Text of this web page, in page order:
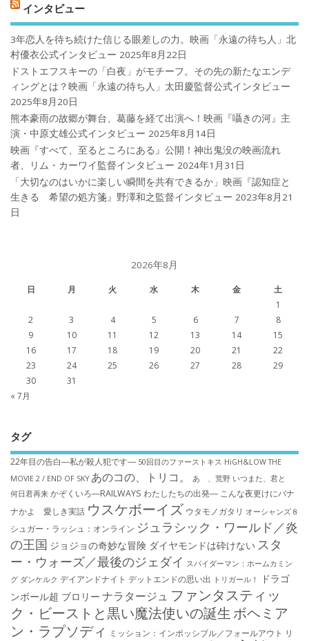
インタビュー
3年恋人を待ち続けた信じる眼差しの力。映画「永遠の待ち人」北
村優衣公式インタビュー 2025年8月22日
ドストエフスキーの「白夜」がモチーフ。その先の新たなエンデ
ィングとは？映画「永遠の待ち人」太田慶監督公式インタビュー
2025年8月20日
熊本豪雨の故郷が舞台、葛藤を経て出演へ！映画『囁きの河』主
演・中原丈雄公式インタビュー 2025年8月14日
映画『すべて、至るところにある』公開！神出鬼没の映画流れ
者、リム・カーワイ監督インタビュー 2024年1月31日
「大切なのはいかに楽しい瞬間を共有できるか」映画『認知症と
生きる 希望の処方箋』野澤和之監督インタビュー 2023年8月21
日
2026年8月
日 月 火 水 木 金
土
1
2
3 4 5 6 7
8
9
10 11 12 13 14
15
16
17 18 19 20 21
22
23
24 25 26 27 28
29
30
31
« 7月
タグ
22年目の告白―私が殺人犯です― 50回目のファーストキス HiGH&LOW THE
MOVIE 2 / END OF SKY あのコの、トリコ。 あゝ、荒野 いつまた、君と
何日君再来 かぞくいろ―RAILWAYS わたしたちの出発― こんな夜更けにバナ
ナかよ 愛しき実話 ウスケボーイズ ウタモノガタリ オーシャンズ８
シュガー・ラッシュ：オ​ンライン ジュラシック・ワールド／炎
の王国 ジョジョの奇妙な冒険 ダイヤモンドは砕けない スタ
ー・ウォーズ／最後のジェダイ スパイダーマン：ホームカミン
グ ダンケルク デイアンドナイト デットエンドの思い出 トリガール！
ドラゴ
ンボール超 ブロリー ナラタージュ ファンタスティッ
ク・ビーストと黒い魔法使いの誕生 ボヘミア
ン・ラプソディ ミッション：インポッシブル／フォールアウト リ